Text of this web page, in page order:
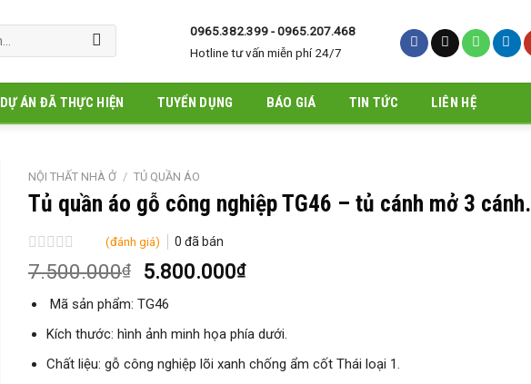
0965.382.399 - 0965.207.468
Hotline tư vấn miễn phí 24/7
DỰ ÁN ĐÃ THỰC HIỆN TUYỂN DỤNG BÁO GIÁ TIN TỨC LIÊN HỆ
NỘI THẤT NHÀ Ở / TỦ QUẦN ÁO
Tủ quần áo gỗ công nghiệp TG46 – tủ cánh mở 3 cánh.
Được
xếp
0
sao
(đánh giá) 0 đã bán
7.500.000₫
Giá
là:
7.500.000₫.
5.800.000₫Giá
là:
5.800.000₫.
Mã sản phẩm: TG46
Kích thước: hình ảnh minh họa phía dưới.
Chất liệu: gỗ công nghiệp lõi xanh chống ẩm cốt Thái loại 1.